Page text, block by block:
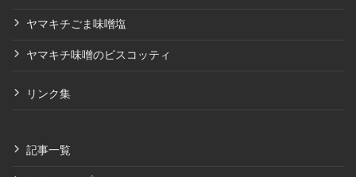
ヤマキチごま味噌塩
ヤマキチ味噌のビスコッティ
リンク集
記事一覧